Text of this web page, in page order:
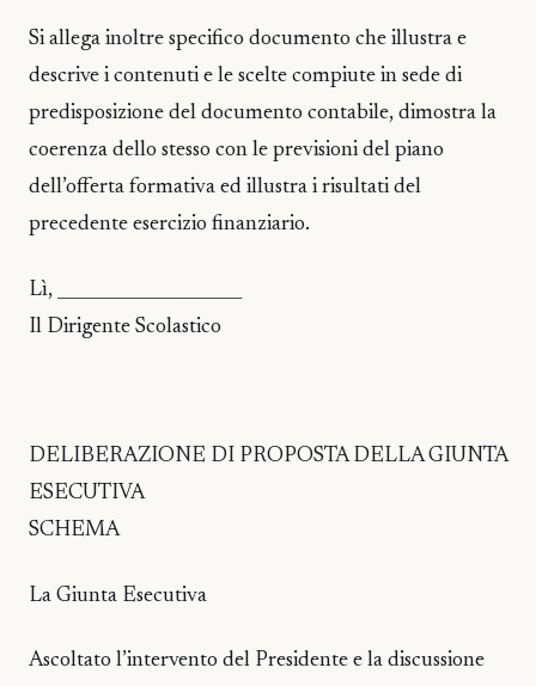
Si allega inoltre specifico documento che illustra e
descrive i contenuti e le scelte compiute in sede di
predisposizione del documento contabile, dimostra la
coerenza dello stesso con le previsioni del piano
dell’offerta formativa ed illustra i risultati del
precedente esercizio finanziario.
Lì, ______________________
Il Dirigente Scolastico
DELIBERAZIONE DI PROPOSTA DELLA GIUNTA
ESECUTIVA
SCHEMA
La Giunta Esecutiva
Ascoltato l’intervento del Presidente e la discussione